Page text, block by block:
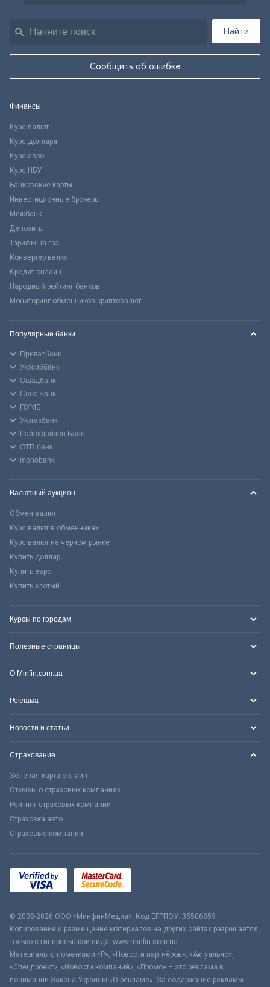
Найти
Сообщить об ошибке
Финансы
Курс валют
Курс доллара
Курс евро
Курс НБУ
Банковские карты
Инвестиционные брокеры
Межбанк
Депозиты
Тарифы на газ
Конвертер валют
Кредит онлайн
Народный рейтинг банков
Мониторинг обменников криптовалют
Популярные банки
Приватбанк
Укрсиббанк
Ощадбанк
Сенс Банк
ПУМБ
Укргазбанк
Райффайзен Банк
ОТП банк
monobank
Валютный аукцион
Обмен валют
Курс валют в обменниках
Курс валют на черном рынке
Купить доллар
Купить евро
Купить злотый
Курсы по городам
Полезные страницы
О Minfin.com.ua
Реклама
Новости и статьи
Страхование
Зеленая карта онлайн
Отзывы о страховых компаниях
Рейтинг страховых компаний
Страховка авто
Страховые компании
© 2008-2026 ООО «МинфинМедиа». Код ЕГРПОУ: 35506859
Копирование и размещение материалов на других сайтах разрешается
только с гиперссылкой вида: www.minfin.com.ua
Материалы с пометками «Р», «Новости партнёров», «Актуально»,
«Спецпроект», «Новости компаний», «Промо» – это реклама в
понимании Закона Украины «О рекламе». За содержание рекламы